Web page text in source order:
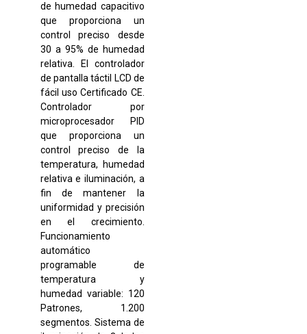
de humedad capacitivo
que proporciona un
control preciso desde
30 a 95% de humedad
relativa. El controlador
de pantalla táctil LCD de
fácil uso Certificado CE.
Controlador por
microprocesador PID
que proporciona un
control preciso de la
temperatura, humedad
relativa e iluminación, a
fin de mantener la
uniformidad y precisión
en el crecimiento.
Funcionamiento
automático
programable de
temperatura y
humedad variable: 120
Patrones, 1.200
segmentos. Sistema de